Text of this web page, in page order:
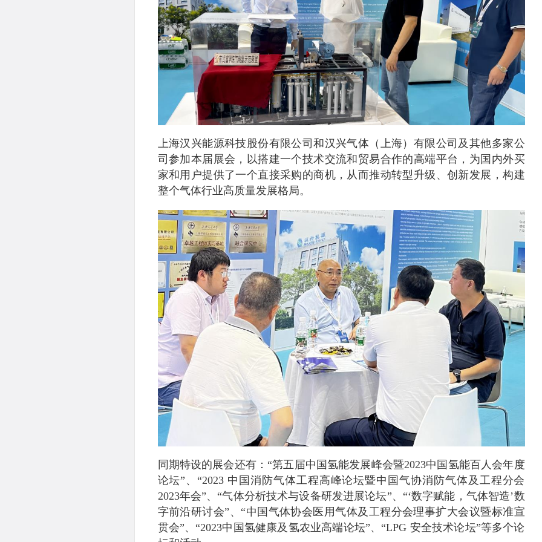
上海汉兴能源科技股份有限公司和汉兴气体（上海）有限公司及其他多家公
司参加本届展会，以搭建一个技术交流和贸易合作的高端平台，为国内外买
家和用户提供了一个直接采购的商机，从而推动转型升级、创新发展，构建
整个气体行业高质量发展格局。
同期特设的展会还有：“第五届中国氢能发展峰会暨2023中国氢能百人会年度
论坛”、“2023 中国消防气体工程高峰论坛暨中国气协消防气体及工程分会
2023年会”、“气体分析技术与设备研发进展论坛”、“‘数字赋能，气体智造’数
字前沿研讨会”、“中国气体协会医用气体及工程分会理事扩大会议暨标准宣
贯会”、“2023中国氢健康及氢农业高端论坛”、“LPG 安全技术论坛”等多个论